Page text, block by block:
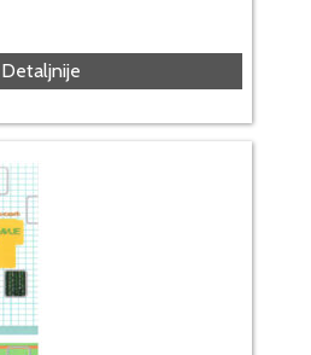
Detaljnije